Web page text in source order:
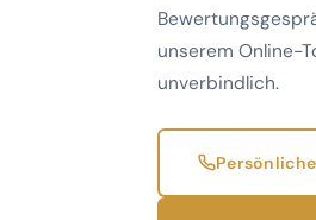
unserem Online-
unverbindlich.